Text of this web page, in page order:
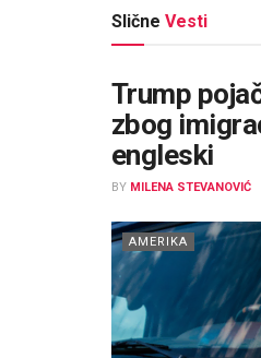
Slične Vesti
Trump
zbog
engleski
BY MILENA STEVANOVIĆ
AMERIKA